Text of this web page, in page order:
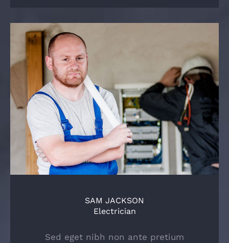
SAM JACKSON
Electrician
Sed eget nibh non ante pretium